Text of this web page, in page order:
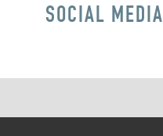
SOCIAL MEDIA